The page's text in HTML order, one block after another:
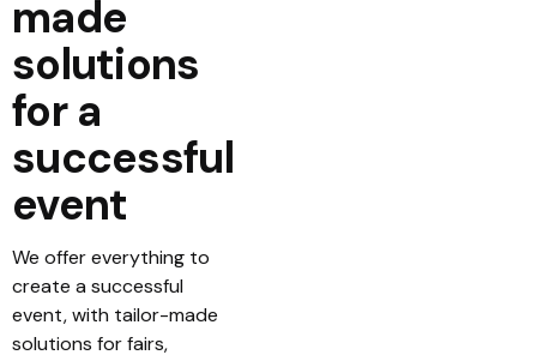
made
solutions
for a
successful
event
We offer everything to
create a successful
event, with tailor-made
solutions for fairs,